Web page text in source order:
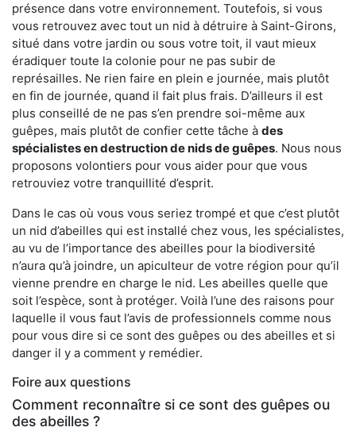
présence dans votre environnement. Toutefois, si vous
vous retrouvez avec tout un nid à détruire à Saint-Girons,
situé dans votre jardin ou sous votre toit, il vaut mieux
éradiquer toute la colonie pour ne pas subir de
représailles. Ne rien faire en plein e journée, mais plutôt
en fin de journée, quand il fait plus frais. D’ailleurs il est
plus conseillé de ne pas s’en prendre soi-même aux
guêpes, mais plutôt de confier cette tâche à des
spécialistes en destruction de nids de guêpes. Nous nous
proposons volontiers pour vous aider pour que vous
retrouviez votre tranquillité d’esprit.
Dans le cas où vous vous seriez trompé et que c’est plutôt
un nid d’abeilles qui est installé chez vous, les spécialistes,
au vu de l’importance des abeilles pour la biodiversité
n’aura qu’à joindre, un apiculteur de votre région pour qu’il
vienne prendre en charge le nid. Les abeilles quelle que
soit l’espèce, sont à protéger. Voilà l’une des raisons pour
laquelle il vous faut l’avis de professionnels comme nous
pour vous dire si ce sont des guêpes ou des abeilles et si
danger il y a comment y remédier.
Foire aux questions
Comment reconnaître si ce sont des guêpes ou
des abeilles ?